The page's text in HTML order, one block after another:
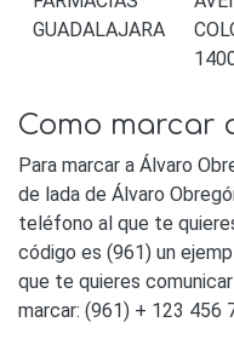
GUADALAJARA
Como marcar
Para marcar a Álvaro
de lada de Álvaro
teléfono al que te
código es (961) un
que te quieres
marcar: (961) + 123 456